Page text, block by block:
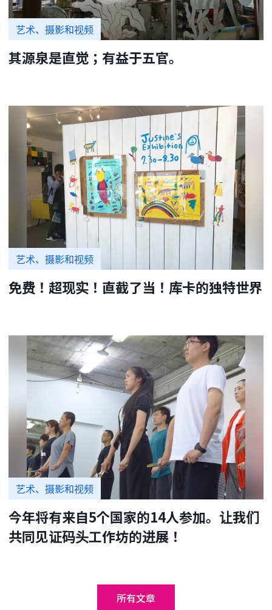
艺术、摄影和视频
其源泉是直觉；有益于五官。
艺术、摄影和视频
免费！超现实！直截了当！库卡的独特世界
艺术、摄影和视频
今年将有来自5个国家的14人参加。让我们
共同见证码头工作坊的进展！
所有文章